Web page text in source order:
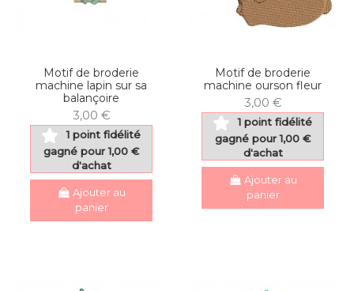
Motif de broderie
machine lapin sur sa
balançoire
3,00 €
1 point fidélité
gagné pour 1,00 €
d'achat
Ajouter au
panier
Motif de broderie
machine ourson fleur
3,00 €
1 point fidélité
gagné pour 1,00 €
d'achat
Ajouter au
panier